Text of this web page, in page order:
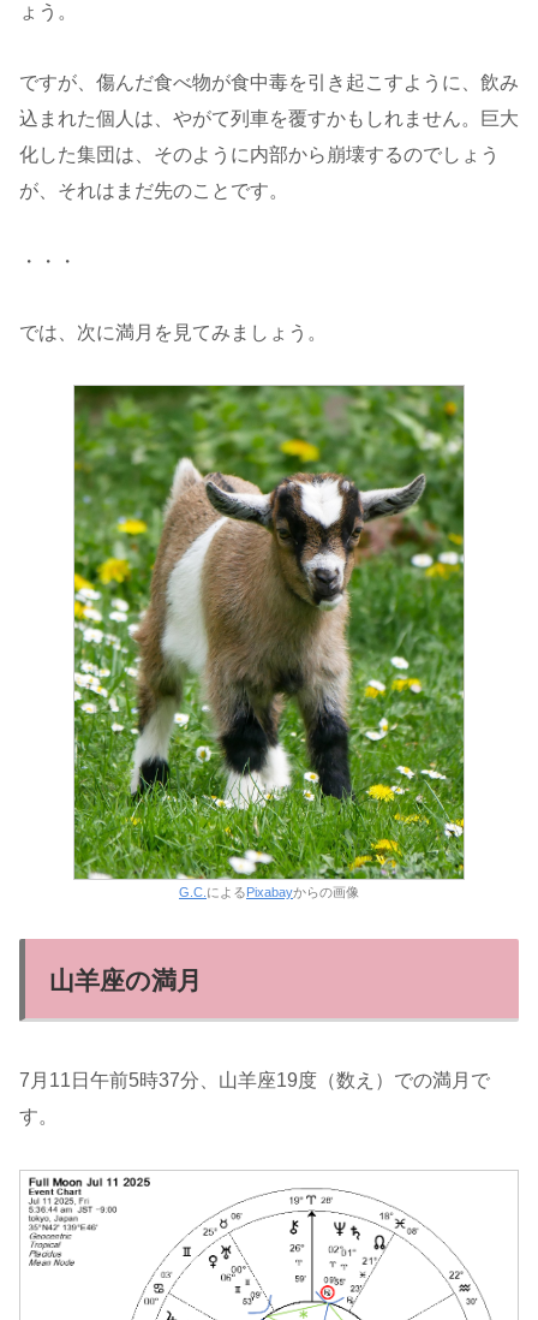
ょう。
ですが、傷んだ食べ物が食中毒を引き起こすように、飲み
込まれた個人は、やがて列車を覆すかもしれません。巨大
化した集団は、そのように内部から崩壊するのでしょう
が、それはまだ先のことです。
・・・
では、次に満月を見てみましょう。
G.C.による Pixabayからの画像
山羊座の満月
7月11日午前5時37分、山羊座19度（数え）での満月で
す。